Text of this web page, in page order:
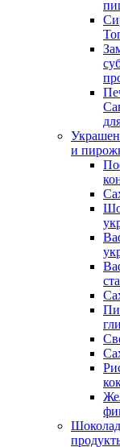
и